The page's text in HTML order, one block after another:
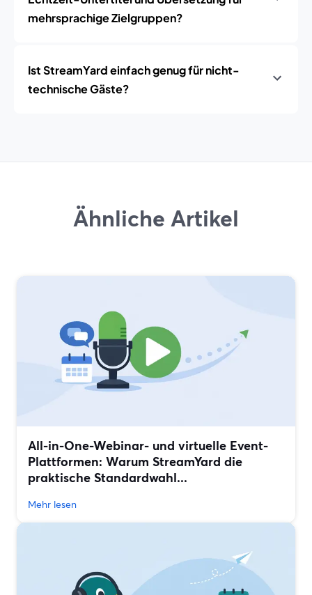
mehrsprachige Zielgruppen?
Ist StreamYard einfach genug für nicht-
technische Gäste?
Ähnliche Artikel
All-in-One-Webinar- und virtuelle Event-
Plattformen: Warum StreamYard die
praktische Standardwahl...
Mehr lesen